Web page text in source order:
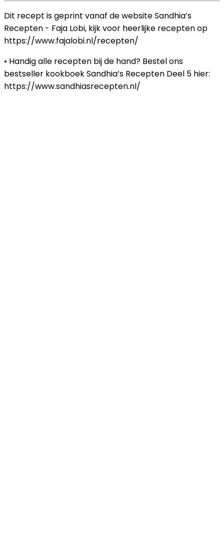
Dit recept is geprint vanaf de website Sandhia’s
Recepten - Faja Lobi, kijk voor heerlijke recepten op
https://www.fajalobi.nl/recepten/
• Handig alle recepten bij de hand? Bestel ons
bestseller kookboek Sandhia’s Recepten Deel 5 hier:
https://www.sandhiasrecepten.nl/